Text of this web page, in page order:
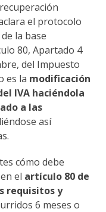
el protocolo
la base
80, Apartado 4
del Impuesto
es la modificación
IVA haciéndola
a las
así
cómo debe
el artículo 80 de
requisitos y
6 meses o